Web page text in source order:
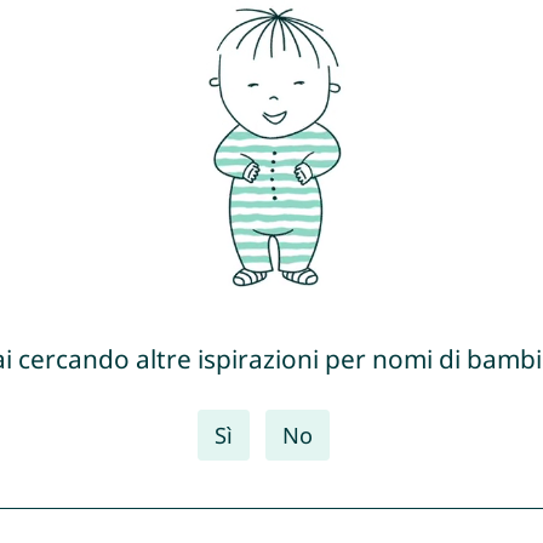
cercando altre ispirazioni per nomi di
Sì No